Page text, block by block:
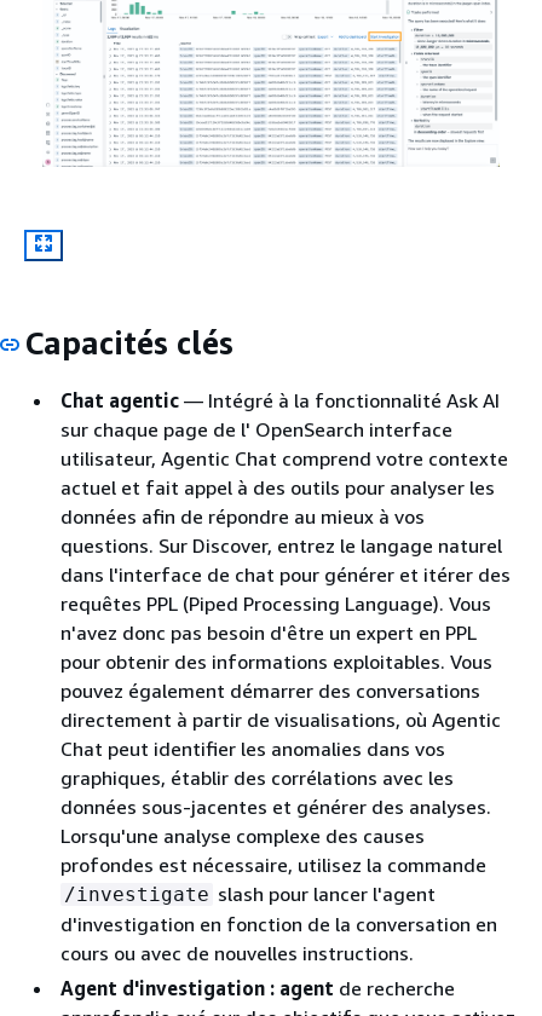
Capacités clés
Chat agentic — Intégré à la fonctionnalité Ask AI
sur chaque page de l' OpenSearch interface
utilisateur, Agentic Chat comprend votre contexte
actuel et fait appel à des outils pour analyser les
données afin de répondre au mieux à vos
questions. Sur Discover, entrez le langage naturel
dans l'interface de chat pour générer et itérer des
requêtes PPL (Piped Processing Language). Vous
n'avez donc pas besoin d'être un expert en PPL
pour obtenir des informations exploitables. Vous
pouvez également démarrer des conversations
directement à partir de visualisations, où Agentic
Chat peut identifier les anomalies dans vos
graphiques, établir des corrélations avec les
données sous-jacentes et générer des analyses.
Lorsqu'une analyse complexe des causes
profondes est nécessaire, utilisez la commande
/investigate slash pour lancer l'agent
d'investigation en fonction de la conversation en
cours ou avec de nouvelles instructions.
Agent d'investigation : agent de recherche